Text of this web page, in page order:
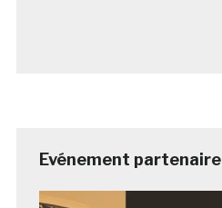
Evénement partenaire